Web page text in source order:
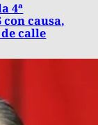
4ª
causa,
calle